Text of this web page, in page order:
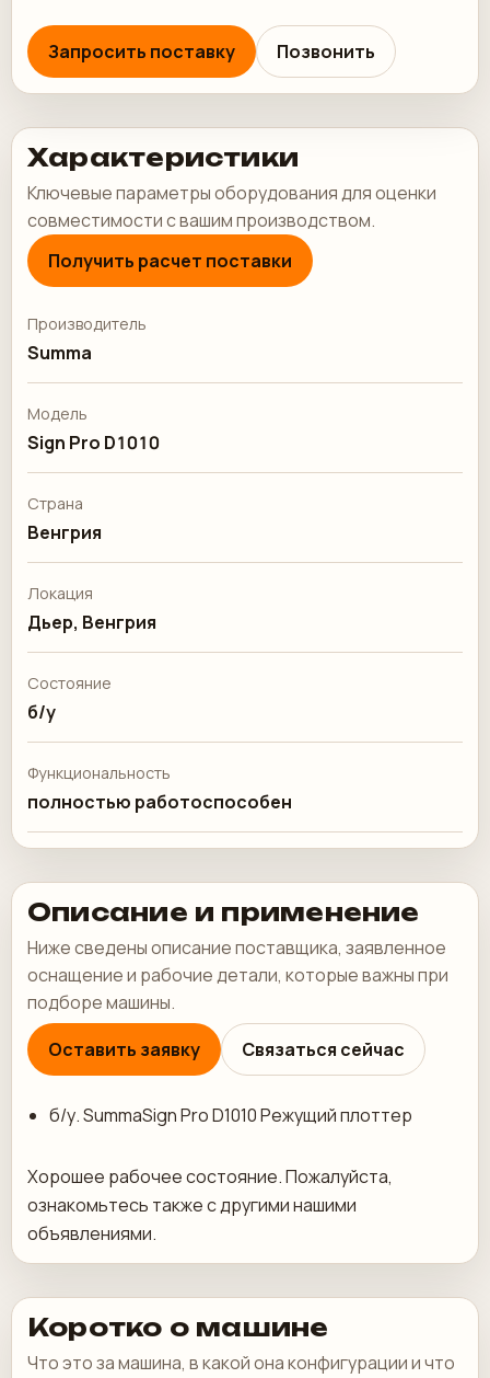
Запросить поставку Позвонить
Характеристики
Ключевые параметры оборудования для оценки
совместимости с вашим производством.
Получить расчет поставки
Производитель
Summa
Модель
Sign Pro D1010
Страна
Венгрия
Локация
Дьер, Венгрия
Состояние
б/у
Функциональность
полностью работоспособен
Описание и применение
Ниже сведены описание поставщика, заявленное
оснащение и рабочие детали, которые важны при
подборе машины.
Оставить заявку
Связаться сейчас
б/у. SummaSign Pro D1010 Режущий плоттер
Хорошее рабочее состояние. Пожалуйста,
ознакомьтесь также с другими нашими
объявлениями.
Коротко о машине
Что это за машина, в какой она конфигурации и что